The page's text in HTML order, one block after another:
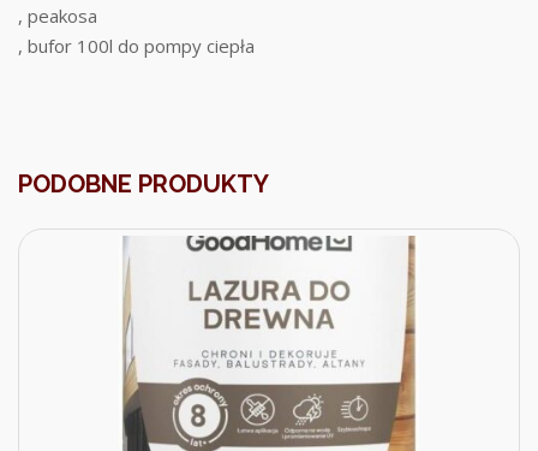
, peakosa
, bufor 100l do pompy ciepła
PODOBNE PRODUKTY